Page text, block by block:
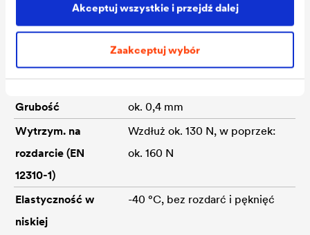
Akceptuj wszystkie i przejdź dalej
Zaakceptuj wybór
czarny
Powierzchnia
Struktura profilowana na
powierzchni zewnętrznej i
wewnętrznej
Grubość
ok. 0,4 mm
Wytrzym. na
rozdarcie (EN
12310-1)
Wzdłuż ok. 130 N, w poprzek:
ok. 160 N
Elastyczność w
niskiej
-40 °C, bez rozdarć i pęknięć